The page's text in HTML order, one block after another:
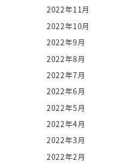
2022年11月
2022年10月
2022年9月
2022年8月
2022年7月
2022年6月
2022年5月
2022年4月
2022年3月
2022年2月